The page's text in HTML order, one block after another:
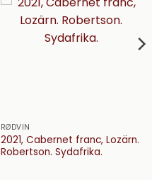
RØDVIN
2021, Cabernet franc, Lozärn.
Robertson. Sydafrika.